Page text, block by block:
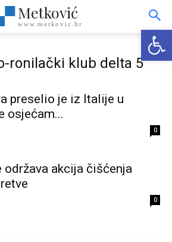
Metković
www.metkovic.hr
ronilački klub delta 5
preselio je iz Italije u
osjećam...
0
održava akcija čišćenja
0